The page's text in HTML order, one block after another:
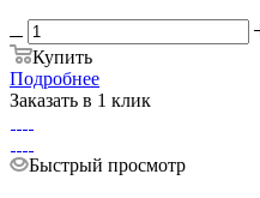
Купить
Подробнее
Заказать в 1 клик
Быстрый просмотр